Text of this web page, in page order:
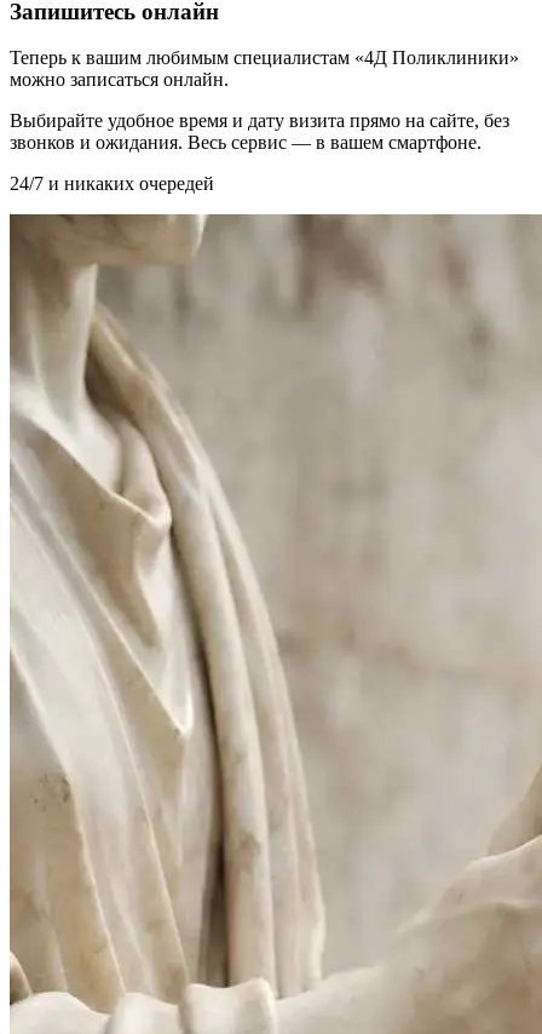
Запишитесь онлайн
Теперь к вашим любимым специалистам «4Д Поликлиники»
можно записаться онлайн.
Выбирайте удобное время и дату визита прямо на сайте, без
звонков и ожидания. Весь сервис — в вашем смартфоне.
24/7 и никаких очередей